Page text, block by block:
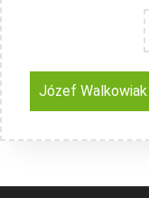
Józef Walkowiak